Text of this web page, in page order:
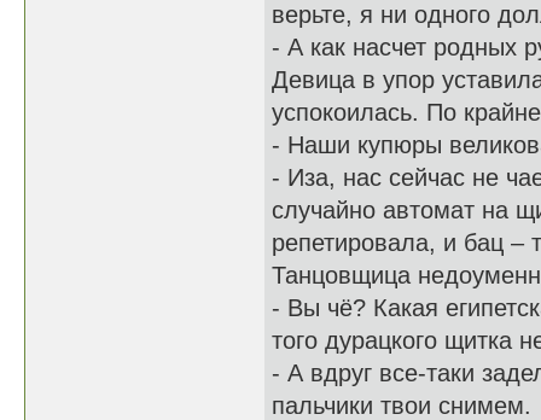
верьте, я ни одного
- А как насчет родных
Девица в упор
успокоилась. По
- Наши купюры
- Иза, нас сейчас не
случайно автомат на
репетировала, и бац –
Танцовщица
- Вы чё? Какая
того дурацкого щитка
- А вдруг все-таки
пальчики твои снимем.